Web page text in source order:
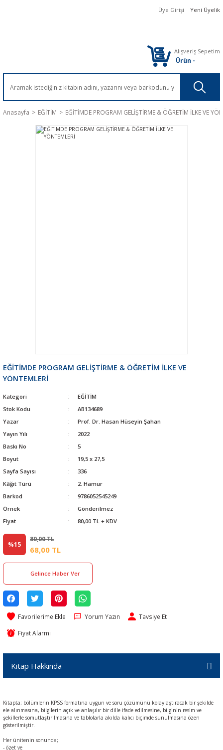
Üye Girişi Yeni Üyelik
Alışveriş Sepetim
Ürün -
Anasayfa EĞİTİM EĞİTİMDE PROGRAM GELİŞTİRME & ÖĞRETİM İLKE VE
EĞİTİMDE PROGRAM GELİŞTİRME & ÖĞRETİM İLKE VE
YÖNTEMLERİ
Kategori
EĞİTİM
Stok Kodu
AB134689
Yazar
Prof. Dr. Hasan Hüseyin Şahan
Yayın Yılı
2022
Baskı No
5
Boyut
19,5 x 27,5
Sayfa Sayısı
336
Kâğıt Türü
2. Hamur
Barkod
9786052545249
Örnek
Gönderilmez
Fiyat
80,00 TL + KDV
%15
80,00 TL
68,00 TL
Gelince Haber Ver
Yorum Yazın Tavsiye Et
Fiyat Alarmı
Kitap Hakkında
Kitapta; bölümlerin KPSS formatına uygun ve soru çözümünü kolaylaştıracak bir şekilde
ele alınmasına, bilgilerin açık ve anlaşılır bir dille ifade edilmesine, bilginin resim ve
şekillerle somutlaştırılmasına ve tablolarla akılda kalıcı biçimde sunulmasına özen
gösterilmiştir.
Her ünitenin sonunda;
- özet ve